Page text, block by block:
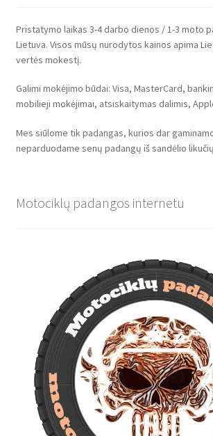
Pristatymo laikas 3-4 darbo dienos / 1-3 moto
Lietuva. Visos mūsų nurodytos kainos apima
vertės mokestį.
Galimi mokėjimo būdai: Visa, MasterCard,
mobilieji mokėjimai, atsiskaitymas dalimis,
Mes siūlome tik padangas, kurios dar
neparduodame senų padangų iš sandėlio
Motociklų padangos internetu